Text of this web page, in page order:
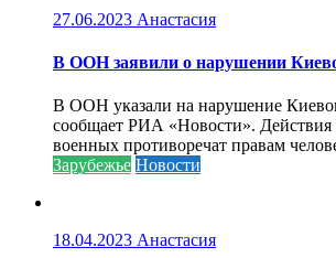
27.06.2023 Анастасия
В ООН заявили о нарушении
В ООН указали на нарушение
сообщает РИА «Новости». Действия
военных противоречат правам
Зарубежье Новости
18.04.2023 Анастасия